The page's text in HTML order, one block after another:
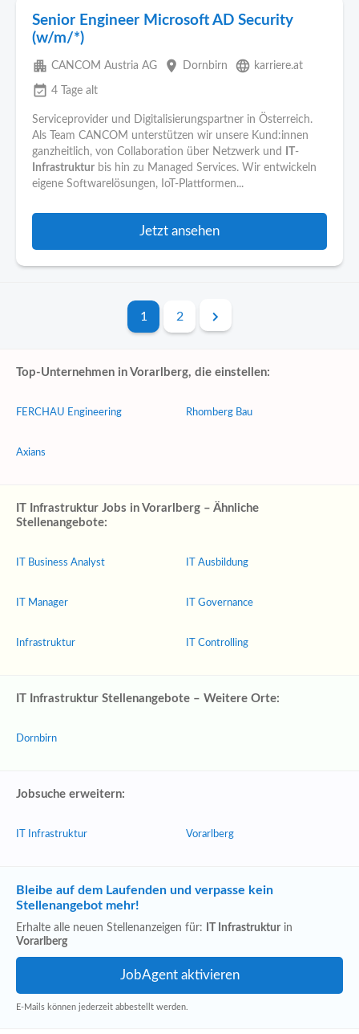
Senior Engineer Microsoft AD Security
(w/m/*)
apartment CANCOM Austria AG place Dornbirn language karriere.at
event_available 4 Tage alt
Serviceprovider und Digitalisierungspartner in Österreich.
Als Team CANCOM unterstützen wir unsere Kund:innen
ganzheitlich, von Collaboration über Netzwerk und
-
Infrastruktur bis hin zu Managed Services. Wir entwickeln
eigene Softwarelösungen, IoT-Plattformen...
Jetzt ansehen
1 2
Top-Unternehmen in Vorarlberg, die einstellen:
FERCHAU Engineering
Axians
Rhomberg Bau
IT Infrastruktur Jobs in Vorarlberg – Ähnliche
Stellenangebote:
IT Business Analyst
IT Manager
Infrastruktur
IT Ausbildung
IT Governance
IT Controlling
IT Infrastruktur Stellenangebote – Weitere Orte:
Dornbirn
Jobsuche erweitern:
IT Infrastruktur Vorarlberg
Bleibe auf dem Laufenden und verpasse kein
Stellenangebot mehr!
Erhalte alle neuen Stellenanzeigen für: IT Infrastruktur in
Vorarlberg
E-Mails können jederzeit abbestellt werden.